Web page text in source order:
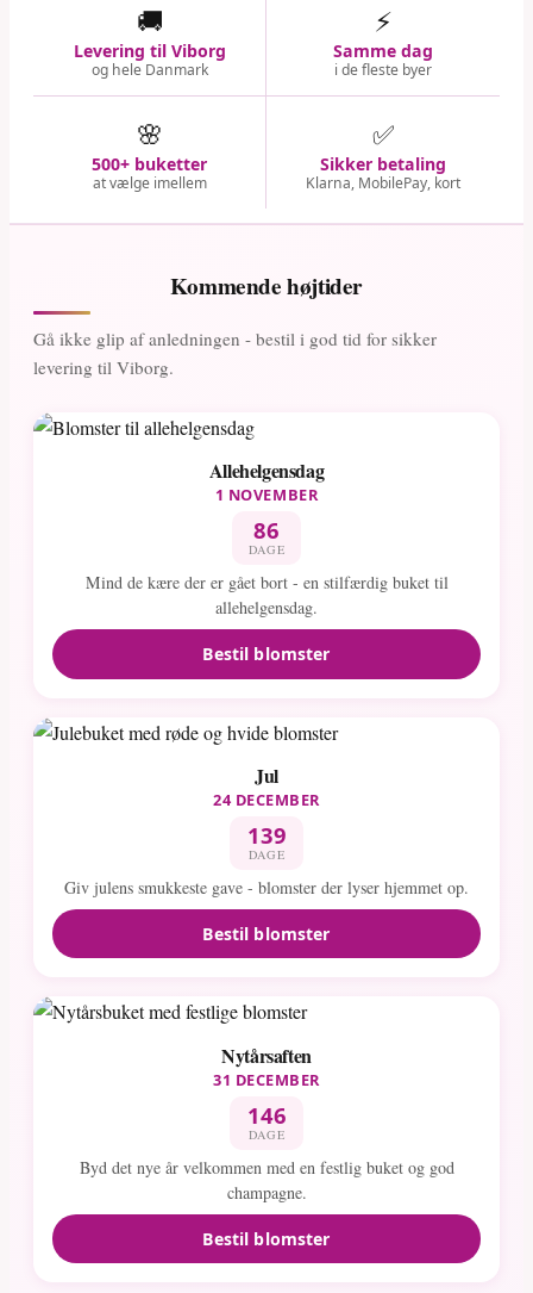
🚚
Levering til Viborg
og hele Danmark
⚡
Samme dag
i de fleste byer
🌸
500+ buketter
at vælge imellem
✅
Sikker betaling
Klarna, MobilePay, kort
Kommende højtider
Gå ikke glip af anledningen - bestil i god tid for sikker
levering til Viborg.
Allehelgensdag
1 NOVEMBER
86
DAGE
Mind de kære der er gået bort - en stilfærdig buket til
allehelgensdag.
Bestil blomster
Jul
24 DECEMBER
139
DAGE
Giv julens smukkeste gave - blomster der lyser hjemmet op.
Bestil blomster
Nytårsaften
31 DECEMBER
146
DAGE
Byd det nye år velkommen med en festlig buket og god
champagne.
Bestil blomster